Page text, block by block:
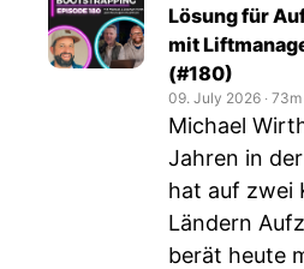
Lösung für
mit
(#180)
09. July 2026 ‧ 73m
Michael
Jahren in
hat auf zwei
Ländern
berät heute